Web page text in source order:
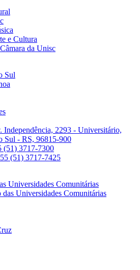
e Cultura
da Unisc
Sul
Independência, 2293 - Universitário,
Sul - RS, 96815-900
(51) 3717-7300
(51) 3717-7425